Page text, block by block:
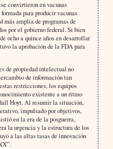
convirtieron en vacunas
para producir vacunas
más amplia de programas de
por el gobierno federal. Si bien
ocho a quince años en desarrollar
la aprobación de la FDA para
de propiedad intelectual no
de información tan
restricciones, los equipos
existente a un ritmo
Hoyt. Al resumir la situación,
impulsado por objetivos,
en la era de la posguerra,
la urgencia y la estructura de los
a las altas tasas de innovación